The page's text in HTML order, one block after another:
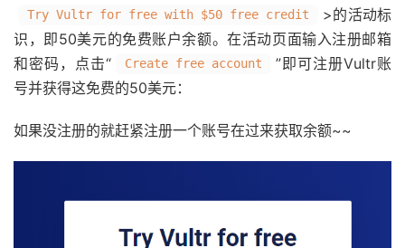
Try Vultr for free with $50 free credit
>的活动标
识，即50美元的免费账户余额。在活动页面输入注册邮箱
和密码，点击“
Create free account
”即可注册Vultr账
号并获得这免费的50美元：
如果没注册的就赶紧注册一个账号在过来获取余额~~